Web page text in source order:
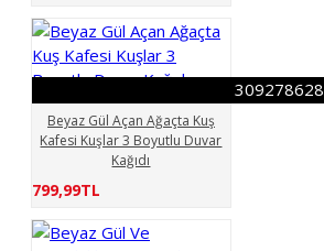
247057332
252056835
309278625
309278628
315384361
328986703
343404346
367405966
309278628
Beyaz Gül Açan Ağaçta Kuş
Kafesi Kuşlar 3 Boyutlu Duvar
Kağıdı
799,99TL